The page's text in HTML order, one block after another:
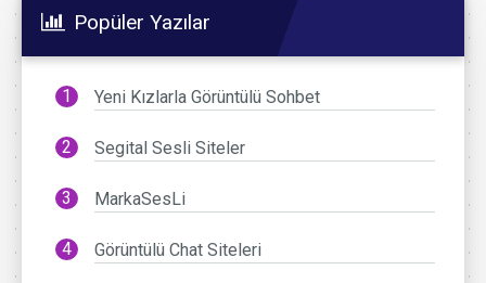
Popüler Yazılar
Yeni Kızlarla Görüntülü Sohbet
Segital Sesli Siteler
MarkaSesLi
Görüntülü Chat Siteleri